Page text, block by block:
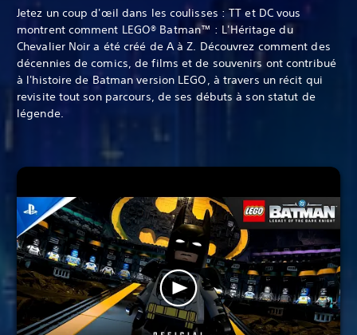
Jetez un coup d'œil dans les coulisses : TT et DC vous
montrent comment LEGO® Batman™ : L'Héritage du
Chevalier Noir a été créé de A à Z. Découvrez comment des
décennies de comics, de films et de souvenirs ont contribué
à l'histoire de Batman version LEGO, à travers un récit qui
revisite tout son parcours, de ses débuts à son statut de
légende.